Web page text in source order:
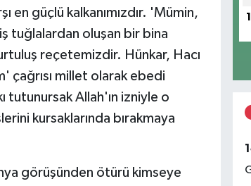
en güçlü kalkanımızdır. 'Mümin,
tuğlalardan oluşan bir bina
reçetemizdir. Hünkar, Hacı
çağrısı millet olarak ebedi
tutunursak Allah'ın izniyle o
kursaklarında bırakmaya
görüşünden ötürü kimseye